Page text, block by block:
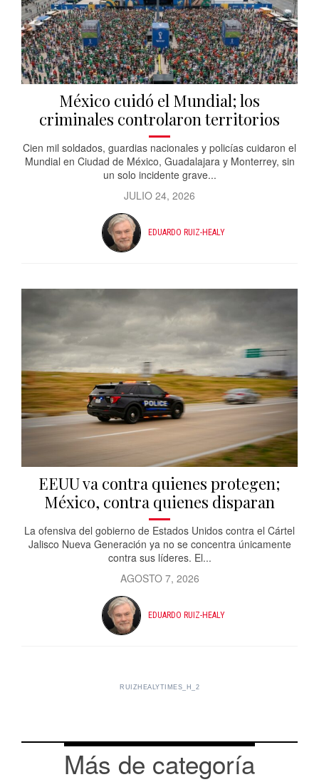
México cuidó el Mundial; los
criminales controlaron territorios
Cien mil soldados, guardias nacionales y policías cuidaron el
Mundial en Ciudad de México, Guadalajara y Monterrey, sin
un solo incidente grave...
JULIO 24, 2026
EDUARDO RUIZ-HEALY
EEUU va contra quienes protegen;
México, contra quienes disparan
La ofensiva del gobierno de Estados Unidos contra el Cártel
Jalisco Nueva Generación ya no se concentra únicamente
contra sus líderes. El...
AGOSTO 7, 2026
EDUARDO RUIZ-HEALY
RUIZHEALYTIMES_H_2
Más de categoría